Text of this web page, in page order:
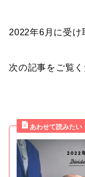
2022年6月に受け
次の記事をご覧く